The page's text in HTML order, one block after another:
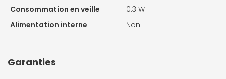
Consommation en veille
0.3 W
Alimentation interne
Non
Garanties